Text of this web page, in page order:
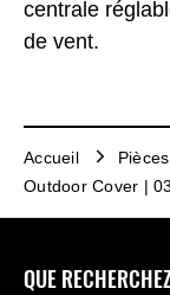
centrale
de vent.
Accueil
Outdoor Cover |
QUE